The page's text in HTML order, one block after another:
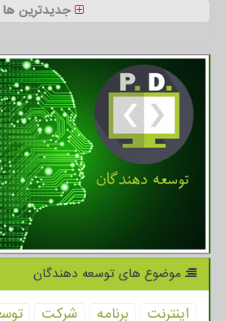
جدیدترین ها
موضوع های توسعه دهندگان
اینترنت برنامه شركت